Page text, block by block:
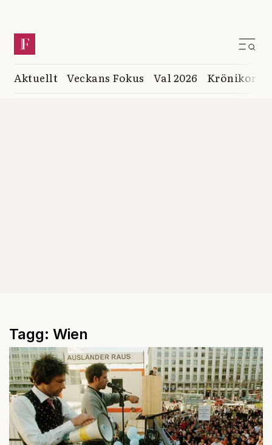
Aktuellt Veckans Fokus Val 2026 Krönikor
Tagg: Wien